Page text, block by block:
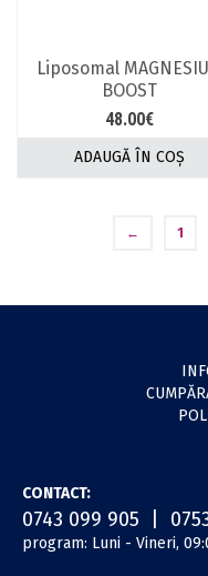
Liposomal
BOOST
48.00€
ADAUGĂ ÎN COȘ
← 1
CONTACT:
0743 099 905 |
program: Luni - Vineri,